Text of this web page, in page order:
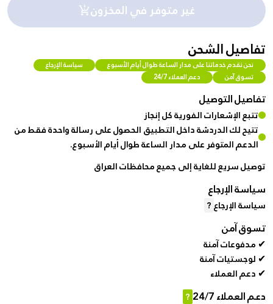
غير متوفر في المخزون
تفاصيل الشحن
نحن نقدم خدماتنا على مدار الساعة طوال أيام الأسبوع
سياسة الإرجاع
تسوق آمن
دعم العملاء 24/7
تفاصيل التوصيل
تتبع الإشعارات الفورية كل إنجاز
تتيح لك الدردشة داخل التطبيق الحصول على رسالة واحدة فقط من
الدعم المتوفر على مدار الساعة طوال أيام الأسبوع.
توصيل سريع للغاية إلى جميع محافظات العراق
سياسة الإرجاع
سياسة الإرجاع?
تسوق آمن
✔ مدفوعات آمنة
✔ لوجستيات آمنة
✔ دعم العملاء
دعم العملاء 24/7 ?